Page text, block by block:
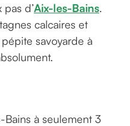
d’Aix-les-Bains.
calcaires et
savoyarde à
Bains à seulement 3